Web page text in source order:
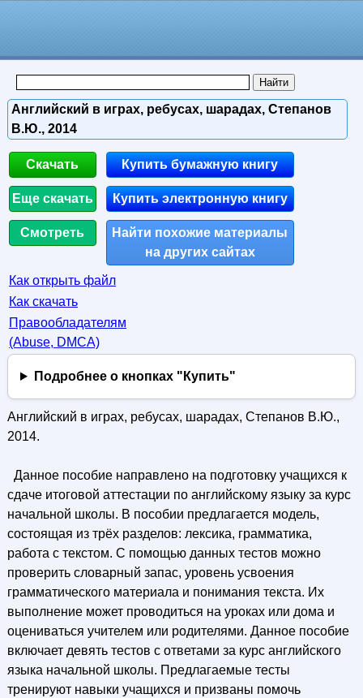
Английский в играх, ребусах, шарадах, Степанов
В.Ю., 2014
Скачать
Еще скачать
Смотреть
Купить бумажную книгу
Купить электронную книгу
Найти похожие материалы
на других сайтах
Как открыть файл
Как скачать
Правообладателям
(Abuse, DMСA)
Подробнее о кнопках "Купить"
Английский в играх, ребусах, шарадах, Степанов В.Ю.,
2014.
Данное пособие направлено на подготовку учащихся к
сдаче итоговой аттестации по английскому языку за курс
начальной школы. В пособии предлагается модель,
состоящая из трёх разделов: лексика, грамматика,
работа с текстом. С помощью данных тестов можно
проверить словарный запас, уровень усвоения
грамматического материала и понимания текста. Их
выполнение может проводиться на уроках или дома и
оцениваться учителем или родителями. Данное пособие
включает девять тестов с ответами за курс английского
языка начальной школы. Предлагаемые тесты
тренируют навыки учащихся и призваны помочь